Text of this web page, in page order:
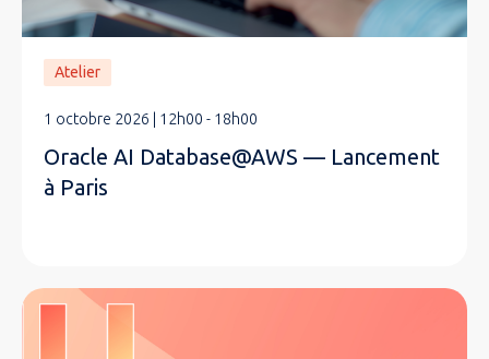
Atelier
1 octobre 2026 | 12h00 - 18h00
Oracle AI Database@AWS — Lancement
à Paris